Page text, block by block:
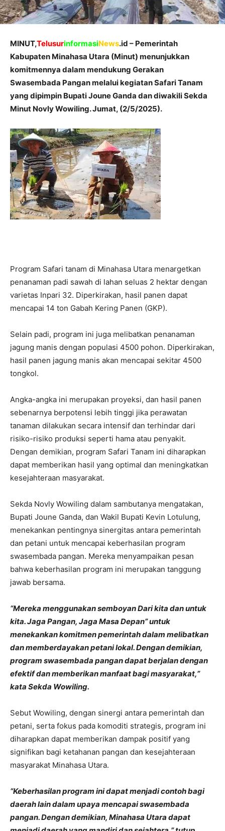
MINUT,TelusurinformasiNews.id – Pemerintah
Kabupaten Minahasa Utara (Minut) menunjukkan
komitmennya dalam mendukung Gerakan
Swasembada Pangan melalui kegiatan Safari Tanam
yang dipimpin Bupati Joune Ganda dan diwakili Sekda
Minut Novly Wowiling. Jumat, (2/5/2025).
Program Safari tanam di Minahasa Utara menargetkan
penanaman padi sawah di lahan seluas 2 hektar dengan
varietas Inpari 32. Diperkirakan, hasil panen dapat
mencapai 14 ton Gabah Kering Panen (GKP).
Selain padi, program ini juga melibatkan penanaman
jagung manis dengan populasi 4500 pohon. Diperkirakan,
hasil panen jagung manis akan mencapai sekitar 4500
tongkol.
Angka-angka ini merupakan proyeksi, dan hasil panen
sebenarnya berpotensi lebih tinggi jika perawatan
tanaman dilakukan secara intensif dan terhindar dari
risiko-risiko produksi seperti hama atau penyakit.
Dengan demikian, program Safari Tanam ini diharapkan
dapat memberikan hasil yang optimal dan meningkatkan
kesejahteraan masyarakat.
Sekda Novly Wowiling dalam sambutanya mengatakan,
Bupati Joune Ganda, dan Wakil Bupati Kevin Lotulung,
menekankan pentingnya sinergitas antara pemerintah
dan petani untuk mencapai keberhasilan program
swasembada pangan. Mereka menyampaikan pesan
bahwa keberhasilan program ini merupakan tanggung
jawab bersama.
“Mereka menggunakan semboyan Dari kita dan untuk
kita. Jaga Pangan, Jaga Masa Depan” untuk
menekankan komitmen pemerintah dalam melibatkan
dan memberdayakan petani lokal. Dengan demikian,
program swasembada pangan dapat berjalan dengan
efektif dan memberikan manfaat bagi masyarakat,”
kata Sekda Wowiling.
Sebut Wowiling, dengan sinergi antara pemerintah dan
petani, serta fokus pada komoditi strategis, program ini
diharapkan dapat memberikan dampak positif yang
signifikan bagi ketahanan pangan dan kesejahteraan
masyarakat Minahasa Utara.
“Keberhasilan program ini dapat menjadi contoh bagi
daerah lain dalam upaya mencapai swasembada
pangan. Dengan demikian, Minahasa Utara dapat